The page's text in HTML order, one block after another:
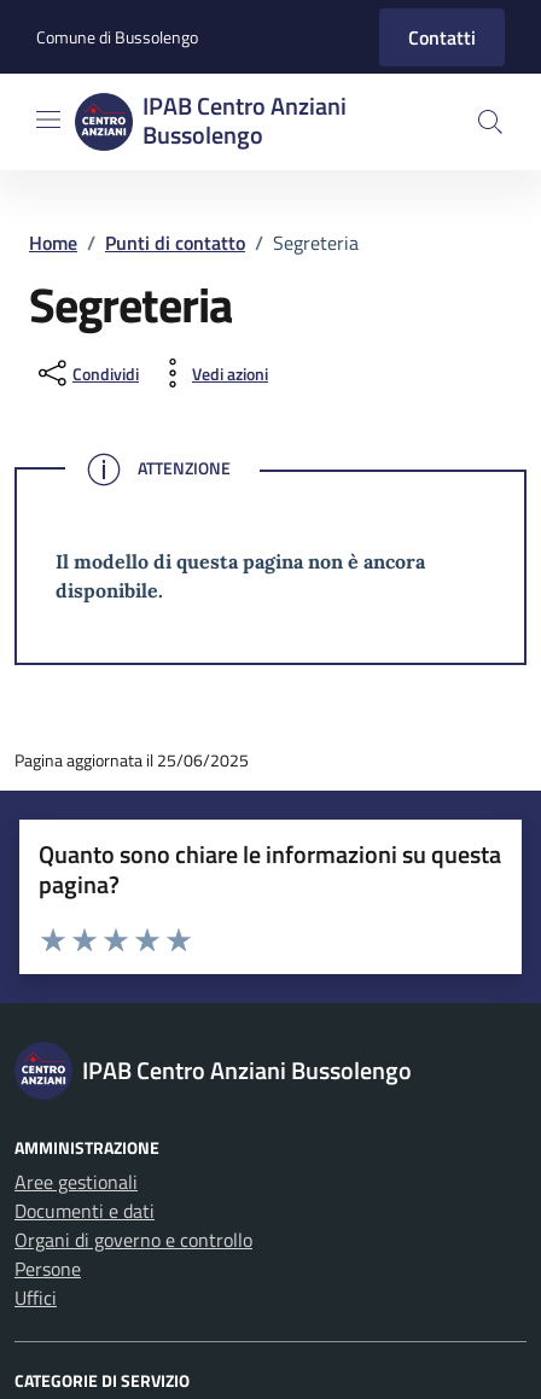
Comune di Bussolengo Contatti
IPAB Centro Anziani
Bussolengo
Home / Punti di contatto / Segreteria
Segreteria
Condividi Vedi azioni
ATTENZIONE
ATTENZIONE
Il modello di questa pagina non è ancora
disponibile.
Pagina aggiornata il 25/06/2025
Quanto sono chiare le informazioni su questa
pagina?
Esprimi una valutazione
Valuta 5 stelle su 5
Valuta 4 stelle su 5
Valuta 3 stelle su 5
Valuta 2 stelle su 5
Valuta 1 stelle su 5
IPAB Centro Anziani Bussolengo
AMMINISTRAZIONE
Aree gestionali
Documenti e dati
Organi di governo e controllo
Persone
Uffici
CATEGORIE DI SERVIZIO